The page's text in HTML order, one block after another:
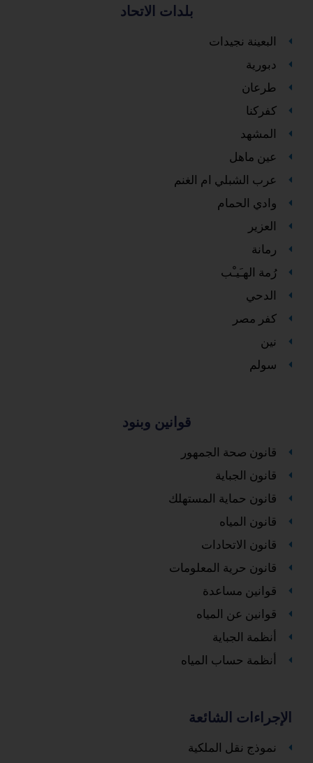
بلدات الاتحاد
البعينة نجيدات
دبورية
طرعان
كفركنا
المشهد
عين ماهل
عرب الشبلي ام الغنم
وادي الحمام
العزير
رمانة
رُمة الهـَيـْب
الدحي
كفر مصر
نين
سولم
قوانين وبنود
قانون صحة الجمهور
قانون الجباية
قانون حماية المستهلك
قانون المياه
قانون الاتحادات
قانون حرية المعلومات
قوانين مساعدة
قوانين عن المياه
أنظمة الجباية
أنظمة حساب المياه
الإجراءات الشائعة
نموذج نقل الملكية